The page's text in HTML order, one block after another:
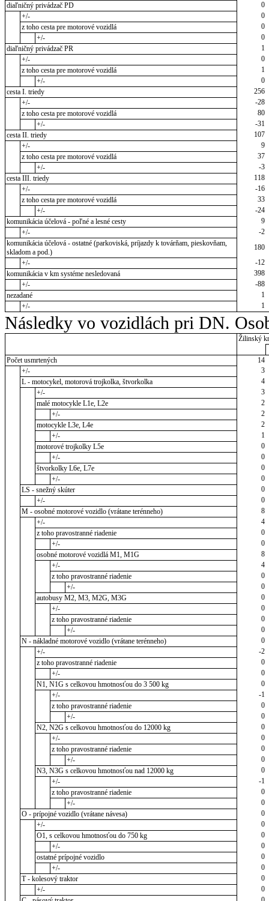
diaľničný privádzač PD
0
+/-
0
z toho cesta pre motorové vozidlá
0
+/-
0
diaľničný privádzač PR
1
+/-
0
z toho cesta pre motorové vozidlá
1
+/-
0
cesta I. triedy
256
+/-
-28
z toho cesta pre motorové vozidlá
80
+/-
-31
cesta II. triedy
107
+/-
9
z toho cesta pre motorové vozidlá
37
+/-
-3
cesta III. triedy
118
+/-
-16
z toho cesta pre motorové vozidlá
33
+/-
-24
komunikácia účelová - poľné a lesné cesty
9
+/-
-2
komunikácia účelová - ostatné (parkoviská, príjazdy k továrňam, pieskovňam,
skladom a pod.)
180
+/-
-12
komunikácia v km systéme nesledovaná
398
+/-
-88
nezadané
1
+/-
1
Následky vo vozidlách pri DN.
Žilinský
Počet usmrtených
14
+/-
3
L - motocykel, motorová trojkolka, štvorkolka
4
+/-
3
malé motocykle L1e, L2e
2
+/-
2
motocykle L3e, L4e
2
+/-
1
motorové trojkolky L5e
0
+/-
0
štvorkolky L6e, L7e
0
+/-
0
LS - snežný skúter
0
+/-
0
M - osobné motorové vozidlo (vrátane terénneho)
8
+/-
4
z toho pravostranné riadenie
0
+/-
0
osobné motorové vozidlá M1, M1G
8
+/-
4
z toho pravostranné riadenie
0
+/-
0
autobusy M2, M3, M2G, M3G
0
+/-
0
z toho pravostranné riadenie
0
+/-
0
N - nákladné motorové vozidlo (vrátane terénneho)
0
+/-
-2
z toho pravostranné riadenie
0
+/-
0
N1, N1G s celkovou hmotnosťou do 3 500 kg
0
+/-
-1
z toho pravostranné riadenie
0
+/-
0
N2, N2G s celkovou hmotnosťou do 12000 kg
0
+/-
0
z toho pravostranné riadenie
0
+/-
0
N3, N3G s celkovou hmotnosťou nad 12000 kg
0
+/-
-1
z toho pravostranné riadenie
0
+/-
0
O - prípojné vozidlo (vrátane návesa)
0
+/-
0
O1, s celkovou hmotnosťou do 750 kg
0
+/-
0
ostatné prípojné vozidlo
0
+/-
0
T - kolesový traktor
0
+/-
0